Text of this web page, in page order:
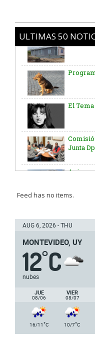
ULTIMAS 50
Junta
5ª y
Plan de
Feed has no items.
AUG 6, 2026 - THU
MONTEVIDEO, UY
12°C
nubes
JUE
08/06
VIER
08/07
16/11°C 10/7°C